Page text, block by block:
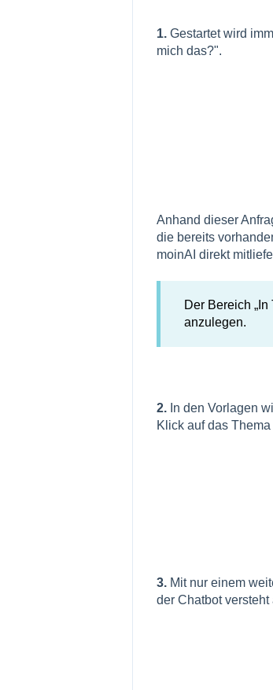
1. Gestartet wird
mich das?".
Anhand dieser
die bereits
moinAI direkt
Der Bereich
anzulegen.
2.In den Vorlagen
Klick auf das
3.Mit nur einem
der Chatbot